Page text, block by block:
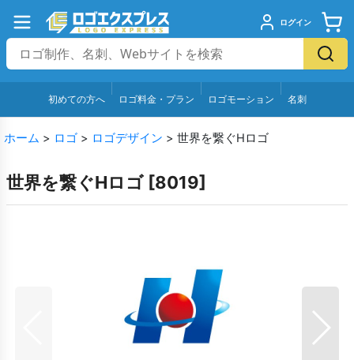
ログイン
初めての方へ ロゴ料金・プラン ロゴモーション 名刺
ホーム > ロゴ > ロゴデザイン > 世界を繋ぐHロゴ
世界を繋ぐHロゴ [8019]